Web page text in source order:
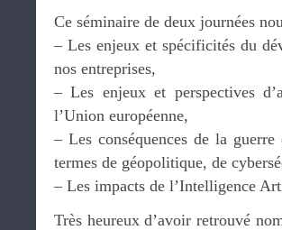
Ce séminaire de deux journées
– Les enjeux et spécificités du
nos entreprises,
– Les enjeux et perspectives
l’Union européenne,
– Les conséquences de la
termes de géopolitique, de
– Les impacts de l’Intelligence
Très heureux d’avoir retrouvé